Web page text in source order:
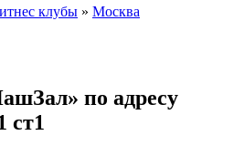
клубы » Москва
по адресу
ст1